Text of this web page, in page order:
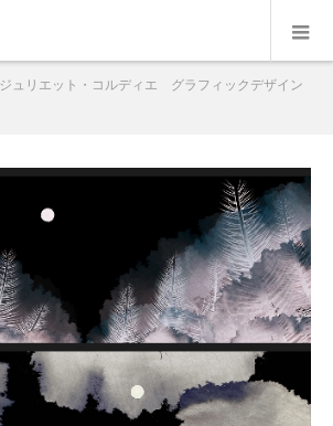
ジュリエット・コルディエ グラフィックデザイン